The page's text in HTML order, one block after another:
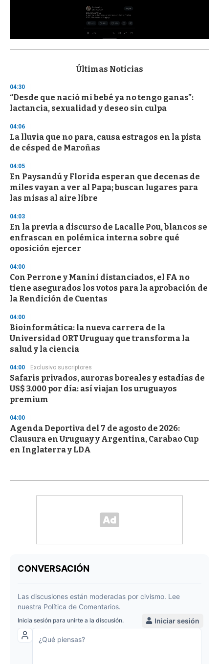
s
d
s
o
f
3
s
e
c
n
d
Últimas Noticias
04:30
“Desde que nació mi bebé ya no tengo ganas”:
lactancia, sexualidad y deseo sin culpa
04:06
La lluvia que no para, causa estragos en la pista
de césped de Maroñas
04:05
En Paysandú y Florida esperan que decenas de
miles vayan a ver al Papa; buscan lugares para
las misas al aire libre
04:03
En la previa a discurso de Lacalle Pou, blancos se
enfrascan en polémica interna sobre qué
oposición ejercer
04:00
Con Perrone y Manini distanciados, el FA no
tiene asegurados los votos para la aprobación de
la Rendición de Cuentas
04:00
Bioinformática: la nueva carrera de la
Universidad ORT Uruguay que transforma la
salud y la ciencia
04:00 Exclusivo suscriptores
Safaris privados, auroras boreales y estadías de
US$ 3.000 por día: así viajan los uruguayos
premium
04:00
Agenda Deportiva del 7 de agosto de 2026:
Clausura en Uruguay y Argentina, Carabao Cup
en Inglaterra y LDA